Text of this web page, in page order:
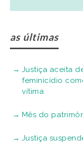
as últimas
Justiça aceita
feminicídio
vítima
Mês do
Justiça